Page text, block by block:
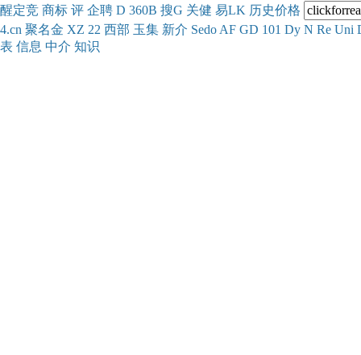
醒定竞 商标 评 企聘 D 360B 搜G 关健 易LK 历史价格
4.cn 聚名金 XZ 22 西部 玉集 新介 Sedo AF GD 101 Dy N Re Uni
表 信息 中介 知识